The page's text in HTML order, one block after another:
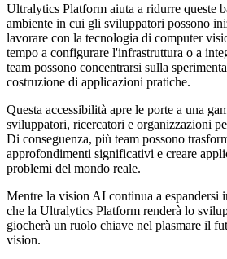
Ultralytics Platform aiuta a ridurre queste
ambiente in cui gli sviluppatori possono
lavorare con la tecnologia di computer
tempo a configurare l'infrastruttura o a
team possono concentrarsi sulla
costruzione di applicazioni pratiche.
Questa accessibilità apre le porte a una
sviluppatori, ricercatori e organizzazioni
Di conseguenza, più team possono
approfondimenti significativi e creare
problemi del mondo reale.
Mentre la vision AI continua a espandersi
che la Ultralytics Platform renderà lo
giocherà un ruolo chiave nel plasmare il
vision.